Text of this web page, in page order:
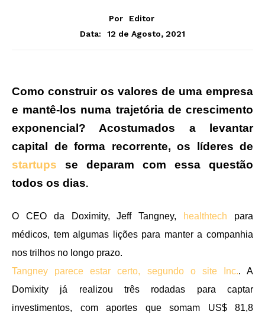
Por
Editor
Data:
12 de Agosto, 2021
Como construir os valores de uma empresa
e mantê-los numa trajetória de crescimento
exponencial? Acostumados a levantar
capital de forma recorrente, os líderes de
startups se deparam com essa questão
todos os dias.
O CEO da Doximity, Jeff Tangney, healthtech para
médicos, tem algumas lições para manter a companhia
nos trilhos no longo prazo.
Tangney parece estar certo, segundo o site Inc.. A
Domixity já realizou três rodadas para captar
investimentos, com aportes que somam US$ 81,8